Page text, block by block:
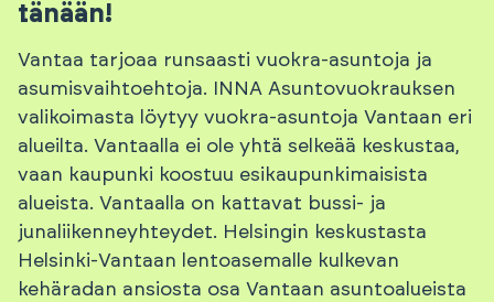
tänään!
Vantaa tarjoaa runsaasti vuokra-asuntoja ja
asumisvaihtoehtoja. INNA Asuntovuokrauksen
valikoimasta löytyy vuokra-asuntoja Vantaan eri
alueilta. Vantaalla ei ole yhtä selkeää keskustaa,
vaan kaupunki koostuu esikaupunkimaisista
alueista. Vantaalla on kattavat bussi- ja
junaliikenneyhteydet. Helsingin keskustasta
Helsinki-Vantaan lentoasemalle kulkevan
kehäradan ansiosta osa Vantaan asuntoalueista